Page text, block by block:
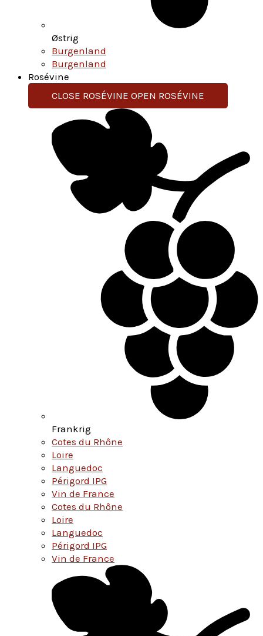
Østrig
Burgenland
Burgenland
Rosévine
CLOSE ROSÉVINE OPEN ROSÉVINE
Frankrig
Cotes du Rhône
Loire
Languedoc
Périgord IPG
Vin de France
Cotes du Rhône
Loire
Languedoc
Périgord IPG
Vin de France